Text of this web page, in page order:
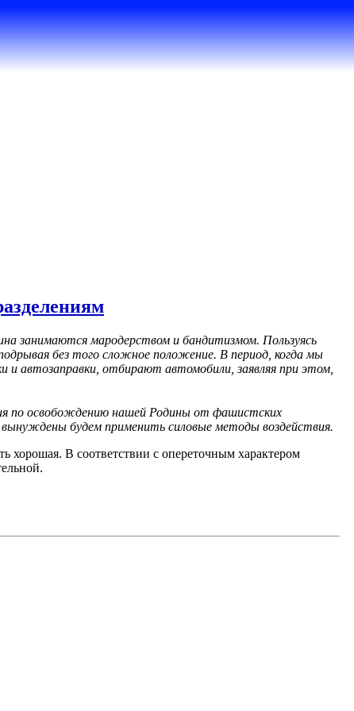
занимаются мародерством и бандитизмом. Пользуясь
без того сложное положение. В период, когда мы
автозаправки, отбирают автомобили, заявляя при этом,
по освобождению нашей Родины от фашистских
будем применить силовые методы воздействия.
хорошая. В соответствии с опереточным характером